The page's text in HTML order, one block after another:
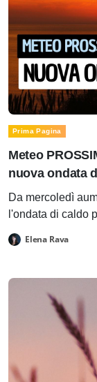
Prima Pagina
Meteo
nuova ondata
Da mercoledì
l'ondata di caldo
Elena Rava